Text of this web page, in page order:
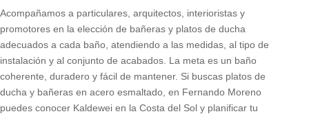
Acompañamos a particulares, arquitectos, interioristas y
promotores en la elección de bañeras y platos de ducha
adecuados a cada baño, atendiendo a las medidas, al tipo de
instalación y al conjunto de acabados. La meta es un baño
coherente, duradero y fácil de mantener. Si buscas platos de
ducha y bañeras en acero esmaltado, en Fernando Moreno
puedes conocer Kaldewei en la Costa del Sol y planificar tu